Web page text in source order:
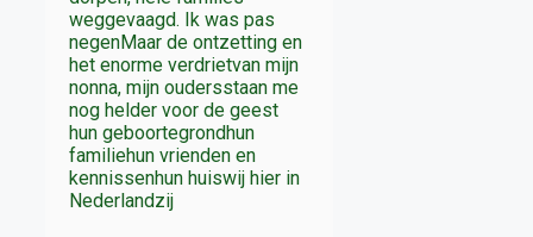
weggevaagd. Ik was pas
negenMaar de ontzetting en
het enorme verdrietvan mijn
nonna, mijn oudersstaan me
nog helder voor de geest
hun geboortegrondhun
familiehun vrienden en
kennissenhun huiswij hier in
Nederlandzij